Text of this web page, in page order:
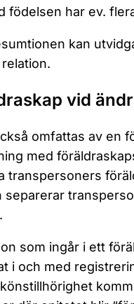
födelsen har ev.
kan
vid
omfattas av en
med
transpersoners
separerar
som ingår i ett
i och med